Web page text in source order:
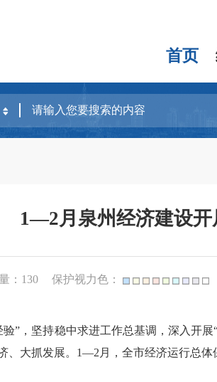
首页
1—2月泉州经济建设开
： 130 保护视力色：
验” ，坚持稳中求进工作总基调，深入开展
、 大抓发展。 1—2 月，全市经济运行总体